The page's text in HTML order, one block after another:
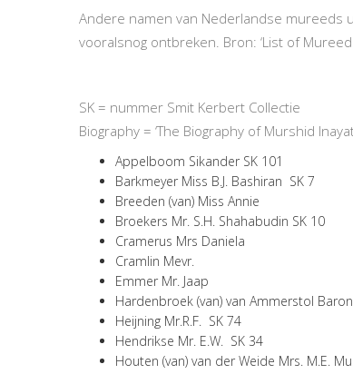
Andere namen van Nederlandse mureeds
vooralsnog ontbreken. Bron: ‘List of
SK = nummer Smit Kerbert Collectie
Biography = ‘The Biography of Murshid
Appelboom Sikander SK 101
Barkmeyer Miss B.J. Bashiran SK 7
Breeden (van) Miss Annie
Broekers Mr. S.H. Shahabudin SK 10
Cramerus Mrs Daniela
Cramlin Mevr.
Emmer Mr. Jaap
Hardenbroek (van) van Ammerstol
Heijning Mr.R.F. SK 74
Hendrikse Mr. E.W. SK 34
Houten (van) van der Weide Mrs. M.E.